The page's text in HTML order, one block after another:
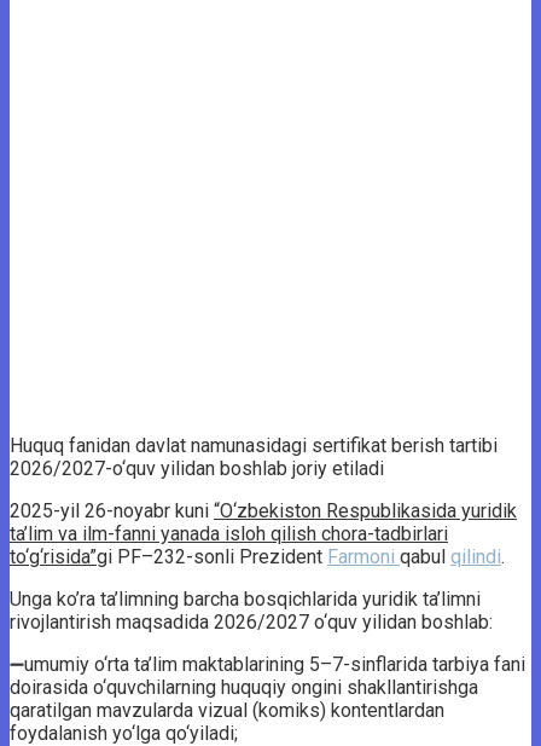
Huquq fanidan davlat namunasidagi sertifikat berish tartibi
2026/2027-o‘quv yilidan boshlab joriy etiladi
2025-yil 26-noyabr kuni “O‘zbekiston Respublikasida yuridik
ta’lim va ilm-fanni yanada isloh qilish chora-tadbirlari
to‘g‘risida”gi PF–232-sonli Prezident Farmoni qabul qilindi.
Unga ko’ra ta’limning barcha bosqichlarida yuridik ta’limni
rivojlantirish maqsadida 2026/2027 o‘quv yilidan boshlab:
➖umumiy o‘rta ta’lim maktablarining 5–7-sinflarida tarbiya fani
doirasida o‘quvchilarning huquqiy ongini shakllantirishga
qaratilgan mavzularda vizual (komiks) kontentlardan
foydalanish yo‘lga qo‘yiladi;